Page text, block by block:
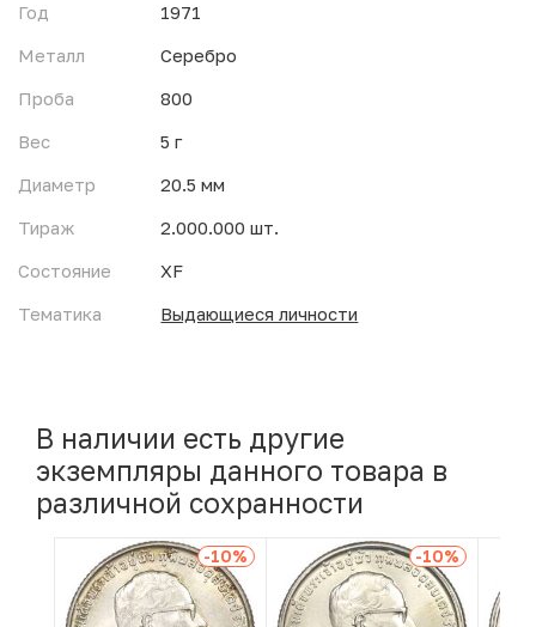
Год
1971
Металл
Серебро
Проба
800
Вес
5 г
Диаметр
20.5 мм
Тираж
2.000.000 шт.
Состояние
XF
Тематика
Выдающиеся личности
В наличии есть другие
экземпляры данного товара в
различной сохранности
-10% -10%